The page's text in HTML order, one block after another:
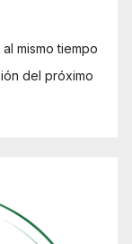
mismo tiempo
del próximo